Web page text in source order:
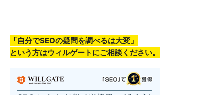
「自分でSEOの疑問を調べるは大変」
という方はウィルゲートにご相談ください。